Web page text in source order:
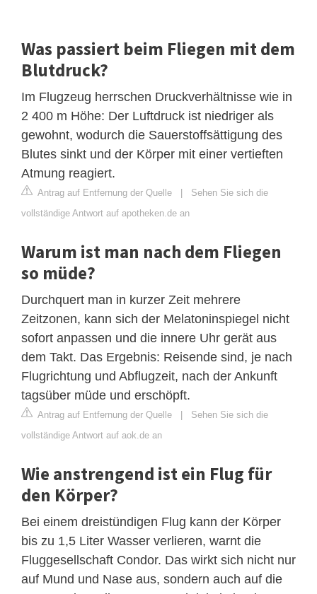
Was passiert beim Fliegen mit dem
Blutdruck?
Im Flugzeug herrschen Druckverhältnisse wie in
2 400 m Höhe: Der Luftdruck ist niedriger als
gewohnt, wodurch die Sauerstoffsättigung des
Blutes sinkt und der Körper mit einer vertieften
Atmung reagiert.
Antrag auf Entfernung der Quelle | Sehen Sie sich die
vollständige Antwort auf apotheken.de an
Warum ist man nach dem Fliegen
so müde?
Durchquert man in kurzer Zeit mehrere
Zeitzonen, kann sich der Melatoninspiegel nicht
sofort anpassen und die innere Uhr gerät aus
dem Takt. Das Ergebnis: Reisende sind, je nach
Flugrichtung und Abflugzeit, nach der Ankunft
tagsüber müde und erschöpft.
Antrag auf Entfernung der Quelle | Sehen Sie sich die
vollständige Antwort auf aok.de an
Wie anstrengend ist ein Flug für
den Körper?
Bei einem dreistündigen Flug kann der Körper
bis zu 1,5 Liter Wasser verlieren, warnt die
Fluggesellschaft Condor. Das wirkt sich nicht nur
auf Mund und Nase aus, sondern auch auf die